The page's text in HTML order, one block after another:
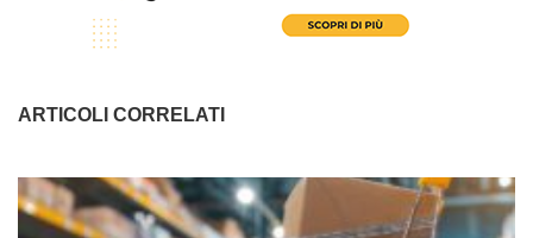
ARTICOLI CORRELATI